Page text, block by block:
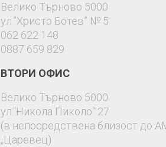
Велико Търново 5000
ул.”Христо Ботев” № 5
062 622 148
0887 659 829
ВТОРИ ОФИС
Велико Търново 5000
ул.“Никола Пиколо“ 27
(в непосредствена близост до
„Царевец)